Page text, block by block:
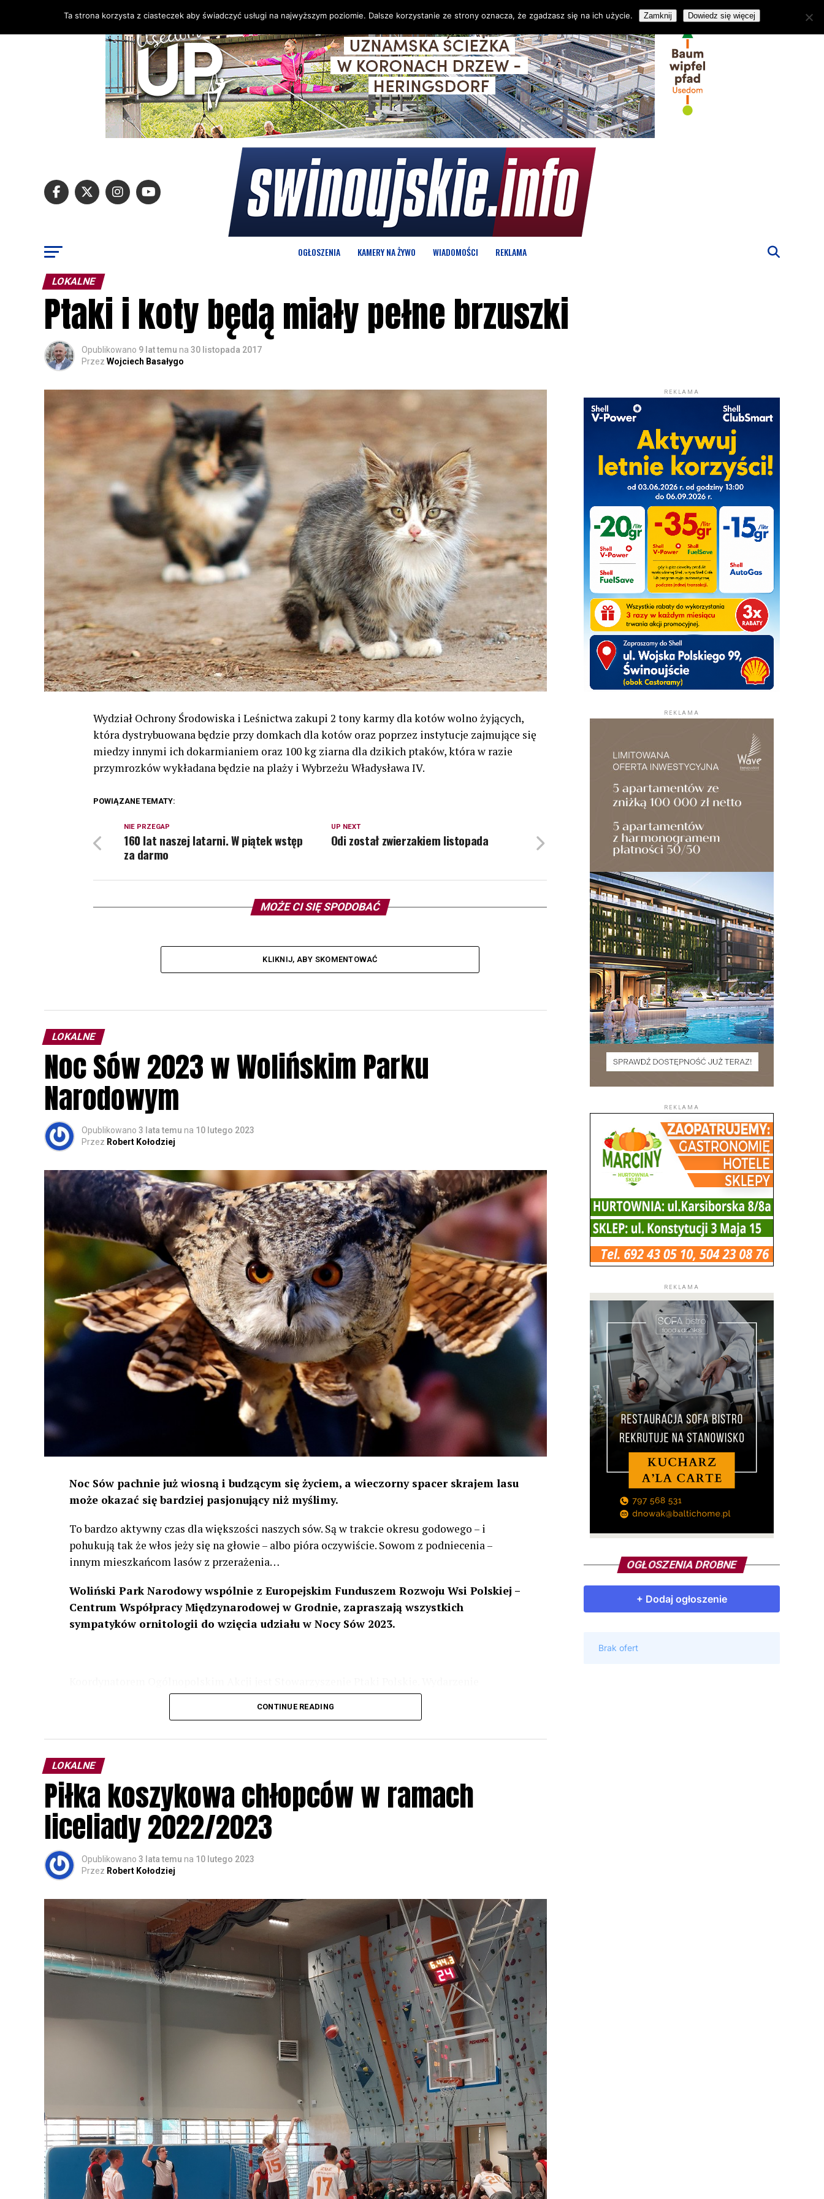
OGŁOSZENIA KAMERY NA ŻYWO WIADOMOŚCI REKLAMA
LOKALNE
Ptaki i koty będą miały pełne brzuszki
Opublikowano 9 lat temu na 30 listopada 2017
Przez Wojciech Basałygo
Wydział Ochrony Środowiska i Leśnictwa zakupi 2 tony karmy dla kotów wolno żyjących,
która dystrybuowana będzie przy domkach dla kotów oraz poprzez instytucje zajmujące się
miedzy innymi ich dokarmianiem oraz 100 kg ziarna dla dzikich ptaków, która w razie
przymrozków wykładana będzie na plaży i Wybrzeżu Władysława IV.
POWIĄZANE TEMATY:
UP NEXT
Odi został zwierzakiem listopada
NIE PRZEGAP
160 lat naszej latarni. W piątek wstęp
za darmo
MOŻE CI SIĘ SPODOBAĆ
KLIKNIJ, ABY SKOMENTOWAĆ
LOKALNE
Noc Sów 2023 w Wolińskim Parku
Narodowym
Opublikowano 3 lata temu na 10 lutego 2023
Przez Robert Kołodziej
Noc Sów pachnie już wiosną i budzącym się życiem, a wieczorny spacer skrajem lasu
może okazać się bardziej pasjonujący niż myślimy.
To bardzo aktywny czas dla większości naszych sów. Są w trakcie okresu godowego – i
pohukują tak że włos jeży się na głowie – albo pióra oczywiście. Sowom z podniecenia –
innym mieszkańcom lasów z przerażenia…
Woliński Park Narodowy wspólnie z Europejskim Funduszem Rozwoju Wsi Polskiej –
Centrum Współpracy Międzynarodowej w Grodnie, zapraszają wszystkich
sympatyków ornitologii do wzięcia udziału w Nocy Sów 2023.
odbędzie się w dniach24 i 25 lutego 2023 r. wg harmonogramu przedstawionego na
Wszystkich uczestników zapraszamy do udziału w Akcji, włączenia się w aktywne
rozpoznawanie głosów sów i wymianę doświadczeń przy grillu.Na wydarzenie obowiązują
zapisy.
CONTINUE READING
LOKALNE
Piłka koszykowa chłopców w ramach
liceliady 2022/2023
Opublikowano 3 lata temu na 10 lutego 2023
Przez Robert Kołodziej
REKLAMA
REKLAMA
REKLAMA
REKLAMA
OGŁOSZENIA DROBNE
Ta strona korzysta z ciasteczek aby świadczyć usługi na najwyższym poziomie. Dalsze korzystanie ze strony oznacza, że zgadzasz się na ich użycie. Zamknij Dowiedz się więcej